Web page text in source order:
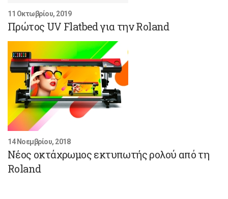
11 Οκτωβρίου, 2019
Πρώτος UV Flatbed για την Roland
14 Νοεμβρίου, 2018
Νέος οκτάχρωμος εκτυπωτής ρολού από τη
Roland